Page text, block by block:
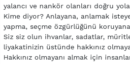
yalancı ve nankör olanları doğru
Kime diyor? Anlayana, anlamak
yapma, seçme özgürlüğünü
Siz siz olun ihvanlar, sadatlar,
liyakatinizin üstünde hakkınız
Hakkınız olmayanı almak için